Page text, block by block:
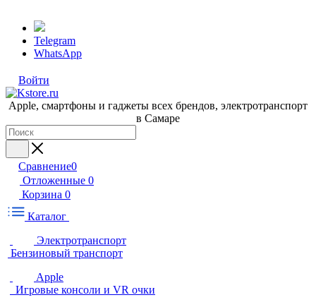
Telegram
WhatsApp
Войти
Apple, cмартфоны и гаджеты всех брендов, электротранспорт
в Самаре
Сравнение0
Отложенные 0
Корзина 0
Каталог
Электротранспорт
Бензиновый транспорт
Apple
Игровые консоли и VR очки